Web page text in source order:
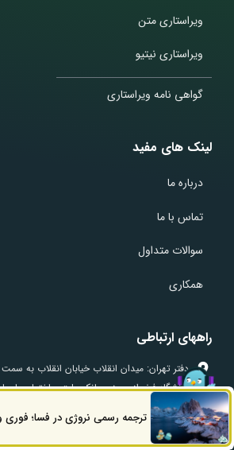
ویراستاری متن
ویراستاری نیتیو
گواهی نامه ویراستاری
لینک های مفید
درباره ما
تماس با ما
سوالات متداول
همکاری
راههای ارتباطی
دفتر تهران: میدان انقلاب خیابان انقلاب به
دانشگاه فخررازی جنب بانک ملت ساختمان پارسا طبقه 6
دفتر تبریز: خیابان امام خمینی (ره) میدان شهید
طبقه 2
ترجمه رسمی نروژی در فسا؛ فوریراه های ارتباطی